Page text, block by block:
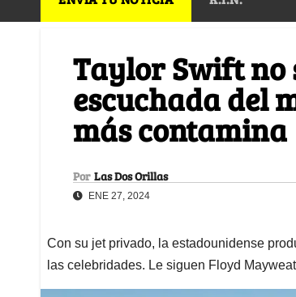
Taylor Swift no
escuchada del
más contamina
Por Las Dos Orillas
ENE 27, 2024
Con su jet privado, la estadounidense
las celebridades. Le siguen Floyd